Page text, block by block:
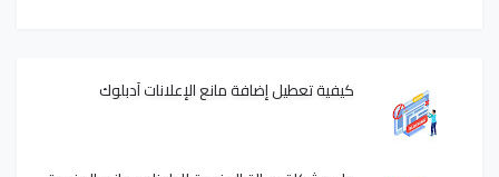
كيفية تعطيل إضافة مانع الإعلانات آدبلوك